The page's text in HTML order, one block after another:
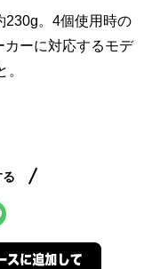
。4個使用時の
ーに対応するモデ